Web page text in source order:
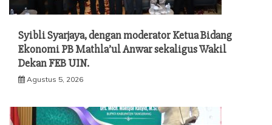
Syibli Syarjaya, dengan moderator Ketua Bidang
Ekonomi PB Mathla’ul Anwar sekaligus Wakil
Dekan FEB UIN.
Agustus 5, 2026